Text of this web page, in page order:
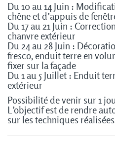
Du 10 au 14 Juin :
chêne et d’appuis de
Du 17 au 21 Juin :
chanvre extérieur
Du 24 au 28 Juin :
fresco, enduit terre en
fixer sur la façade
Du 1 au 5 Juillet : Enduit
extérieur
Possibilité de venir sur 1
L’objectif est de rendre
sur les techniques